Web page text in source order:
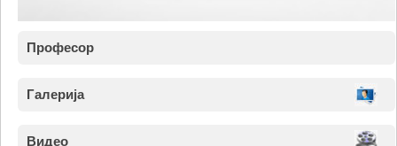
Професор
Галерија
Видео